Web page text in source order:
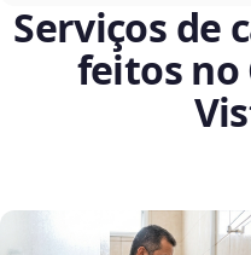
Serviços de
feitos no